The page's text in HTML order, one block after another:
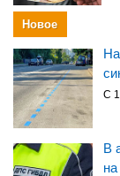
Новое
С
В